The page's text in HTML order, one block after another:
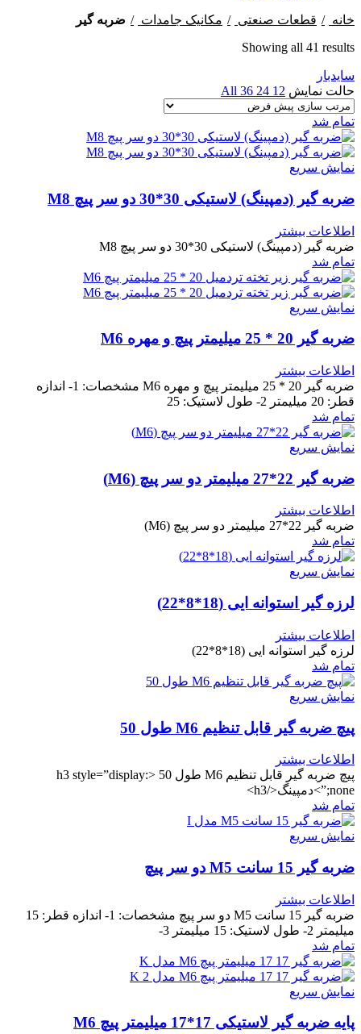
خانه قطعات صنعتی مکانیک جامدات
ضربه گیر
Showing all 41 results
سایدبار
حالت نمایش 12
24
36
All
تمام شد
نمایش سریع
ضربه گیر (دمپینگ) لاستیکی 30*30 دو سر پیچ M8
اطلاعات بیشتر
ضربه گیر (دمپینگ) لاستیکی 30*30 دو سر پیچ M8
تمام شد
نمایش سریع
ضربه گیر 20 * 25 میلیمتر پیچ و مهره M6
اطلاعات بیشتر
ضربه گیر 20 * 25 میلیمتر پیچ و مهره M6 مشخصات: 1- اندازه
قطر: 20 میلیمتر 2- طول لاستیک: 25
تمام شد
نمایش سریع
ضربه گیر 22*27 میلیمتر دو سر پیچ (M6)
اطلاعات بیشتر
ضربه گیر 22*27 میلیمتر دو سر پیچ (M6)
تمام شد
نمایش سریع
لرزه گیر استوانه ایی (18*8*22)
اطلاعات بیشتر
لرزه گیر استوانه ایی (18*8*22)
تمام شد
نمایش سریع
پیچ ضربه گیر قابل تنظیم M6 طول 50
اطلاعات بیشتر
پیچ ضربه گیر قابل تنظیم M6 طول 50 <h3 style=”display:
none;”>دمپینگ</h3>
تمام شد
نمایش سریع
ضربه گیر 15 سانت M5 دو سر پیچ
اطلاعات بیشتر
ضربه گیر 15 سانت M5 دو سر پیچ مشخصات: 1- اندازه قطر: 15
میلیمتر 2- طول لاستیک: 15 میلیمتر 3-
تمام شد
نمایش سریع
پایه ضربه گیر لاستیکی 17*17 میلیمتر پیچ M6